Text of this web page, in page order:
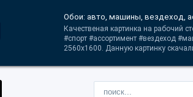
Обои: авто, машины, вездеход,
Качественая картинка на рабочий
#спорт #ассортимент #вездеход
2560x1600. Данную картинку